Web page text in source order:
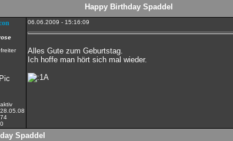
Happy Birthday Spaddel
aktiv
28.05.08
74
0
06.06.2009 - 15:16:09
Alles Gute zum Geburtstag.
Ich hoffe man hört sich mal wieder.
Spaddel